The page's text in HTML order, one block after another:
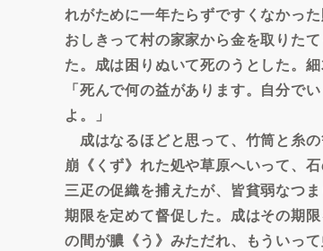
れがために一年たらずですくなかっ
おしきって村の家家から金を取りた
た。成は困りぬいて死のうとした。細
「死んで何の益があります。自分で
よ。」
成はなるほどと思って、竹筒と糸
崩《くず》れた処や草原へいって、
三疋の促織を捕えたが、皆貧弱なつ
期限を定めて督促した。成はその期
の間が膿《う》みただれ、もういっ